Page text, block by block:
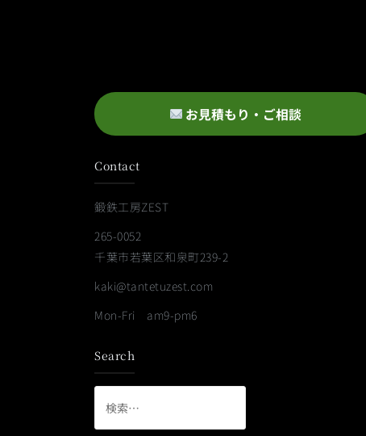
お見積もり・ご相談
Contact
鍛鉄工房ZEST
265-0052
千葉市若葉区和泉町239-2
kaki@tantetuzest.com
Mon-Fri am9-pm6
Search
索: